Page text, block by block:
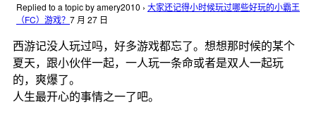
Replied to a topic by amery2010 › 大家还记得小时候玩过哪些好玩的小霸王
（FC）游戏？ 7 月 27 日
西游记没人玩过吗，好多游戏都忘了。想想那时候的某个
夏天，跟小伙伴一起，一人玩一条命或者是双人一起玩
的，爽爆了。
人生最开心的事情之一了吧。